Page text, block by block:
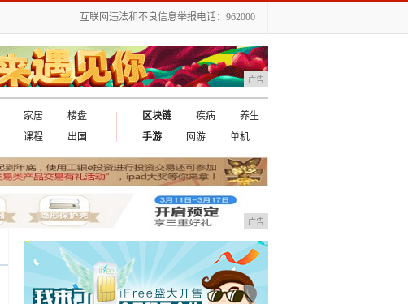
互联网违法和不良信息举报电话：962000
广告
家居
楼盘
课程 出国
区块链 疾病
养生
手游
网游 单机
广告